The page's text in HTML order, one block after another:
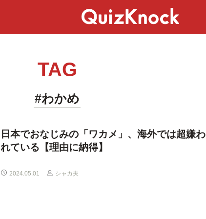
TAG
#わかめ
日本でおなじみの「ワカメ」、海外では超嫌わ
れている【理由に納得】
2024.05.01 シャカ夫